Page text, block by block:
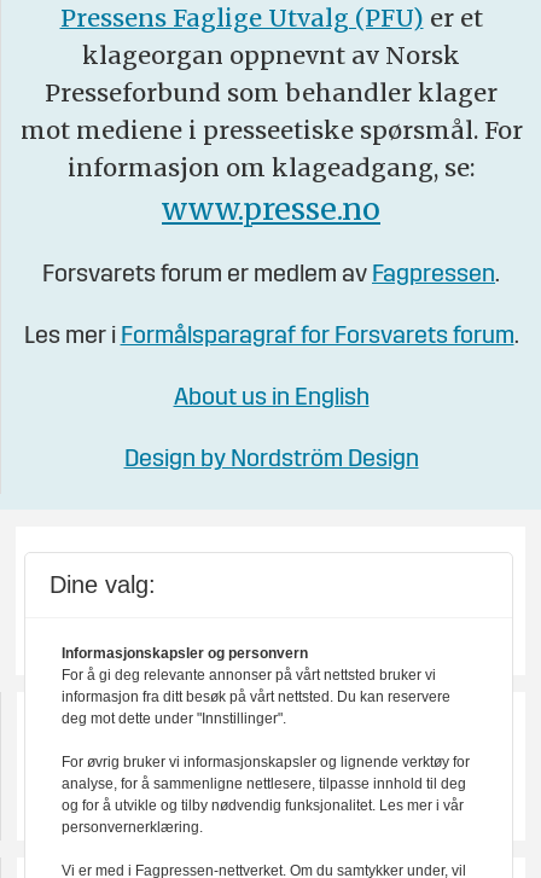
Pressens Faglige Utvalg (PFU) er et
klageorgan oppnevnt av Norsk
Presseforbund som behandler klager
mot mediene i presseetiske spørsmål. For
informasjon om klageadgang, se:
www.presse.no
Forsvarets forum er medlem av Fagpressen.
Les mer i Formålsparagraf for Forsvarets forum.
About us in English
Design by Nordström Design
Dine valg:
Informasjonskapsler og personvern
For å gi deg relevante annonser på vårt nettsted bruker vi
informasjon fra ditt besøk på vårt nettsted. Du kan reservere
deg mot dette under "Innstillinger".
For øvrig bruker vi informasjonskapsler og lignende verktøy for
analyse, for å sammenligne nettlesere, tilpasse innhold til deg
og for å utvikle og tilby nødvendig funksjonalitet. Les mer i vår
personvernerklæring.
Vi er med i Fagpressen-nettverket. Om du samtykker under, vil